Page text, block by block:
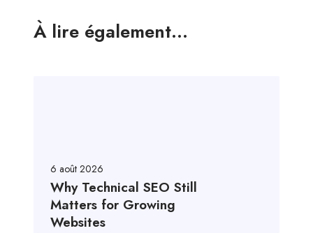
À lire également...
6 août 2026
Why Technical SEO Still
Matters for Growing
Websites